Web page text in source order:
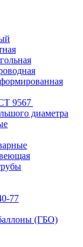
9567
диаметра
77
(ГБО)